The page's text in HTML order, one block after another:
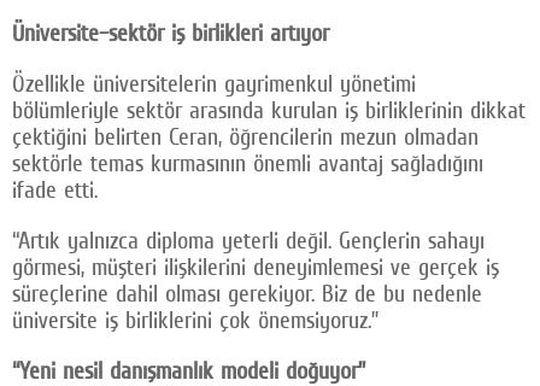
Üniversite–sektör iş birlikleri artıyor
Özellikle üniversitelerin gayrimenkul yönetimi
bölümleriyle sektör arasında kurulan iş birliklerinin dikkat
çektiğini belirten Ceran, öğrencilerin mezun olmadan
sektörle temas kurmasının önemli avantaj sağladığını
ifade etti.
“Artık yalnızca diploma yeterli değil. Gençlerin sahayı
görmesi, müşteri ilişkilerini deneyimlemesi ve gerçek iş
süreçlerine dahil olması gerekiyor. Biz de bu nedenle
üniversite iş birliklerini çok önemsiyoruz.”
“Yeni nesil danışmanlık modeli doğuyor”